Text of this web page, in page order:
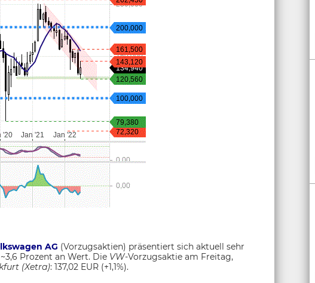
AG (Vorzugsaktien) präsentiert sich aktuell sehr
Prozent an Wert. Die VW-Vorzugsaktie am Freitag,
(Xetra): 137,02 EUR (+1,1%).